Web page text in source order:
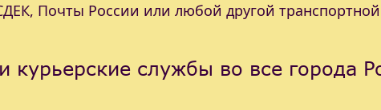
Почты России или любой другой
курьерские службы во все города